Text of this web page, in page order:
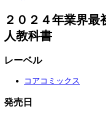
２０２４年業界
人教科書
レーベル
コアコミックス
発売日